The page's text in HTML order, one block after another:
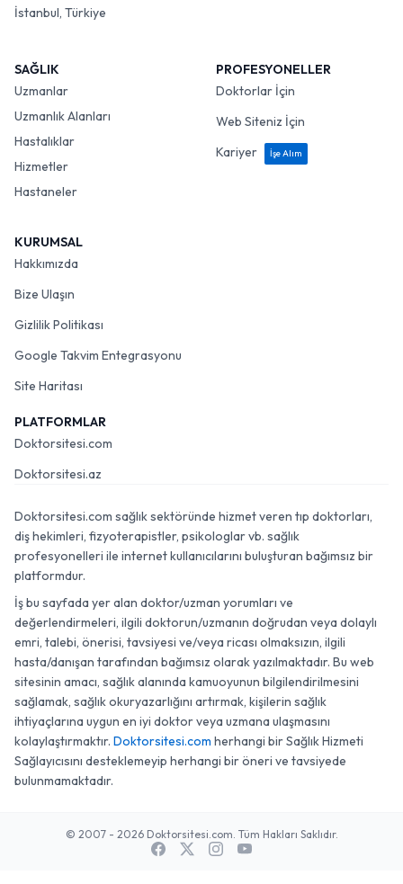
İstanbul, Türkiye
SAĞLIK
Uzmanlar
Uzmanlık Alanları
Hastalıklar
Hizmetler
Hastaneler
PROFESYONELLER
Doktorlar İçin
Web Siteniz İçin
Kariyer
İşe Alım
KURUMSAL
Hakkımızda
Bize Ulaşın
Gizlilik Politikası
Google Takvim Entegrasyonu
Site Haritası
PLATFORMLAR
Doktorsitesi.com
Doktorsitesi.az
Doktorsitesi.com sağlık sektöründe hizmet veren tıp doktorları,
diş hekimleri, fizyoterapistler, psikologlar vb. sağlık
profesyonelleri ile internet kullanıcılarını buluşturan bağımsız bir
platformdur.
İş bu sayfada yer alan doktor/uzman yorumları ve
değerlendirmeleri, ilgili doktorun/uzmanın doğrudan veya dolaylı
emri, talebi, önerisi, tavsiyesi ve/veya ricası olmaksızın, ilgili
hasta/danışan tarafından bağımsız olarak yazılmaktadır. Bu web
sitesinin amacı, sağlık alanında kamuoyunun bilgilendirilmesini
sağlamak, sağlık okuryazarlığını artırmak, kişilerin sağlık
ihtiyaçlarına uygun en iyi doktor veya uzmana ulaşmasını
kolaylaştırmaktır. Doktorsitesi.com herhangi bir Sağlık Hizmeti
Sağlayıcısını desteklemeyip herhangi bir öneri ve tavsiyede
bulunmamaktadır.
© 2007 - 2026 Doktorsitesi.com. Tüm Hakları Saklıdır.